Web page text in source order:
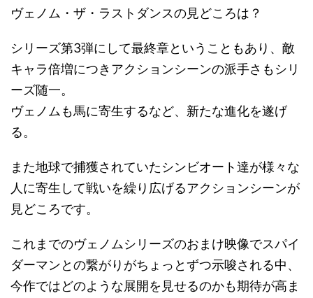
ヴェノム・ザ・ラストダンスの見どころは？
シリーズ第3弾にして最終章ということもあり、敵
キャラ倍増につきアクションシーンの派手さもシリ
ーズ随一。
ヴェノムも馬に寄生するなど、新たな進化を遂げ
る。
また地球で捕獲されていたシンビオート達が様々な
人に寄生して戦いを繰り広げるアクションシーンが
見どころです。
これまでのヴェノムシリーズのおまけ映像でスパイ
ダーマンとの繋がりがちょっとずつ示唆される中、
今作ではどのような展開を見せるのかも期待が高ま